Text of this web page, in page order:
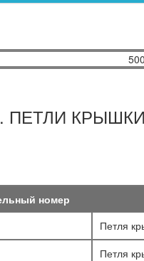
ПЕТЛИ
номер
Петля
Петля